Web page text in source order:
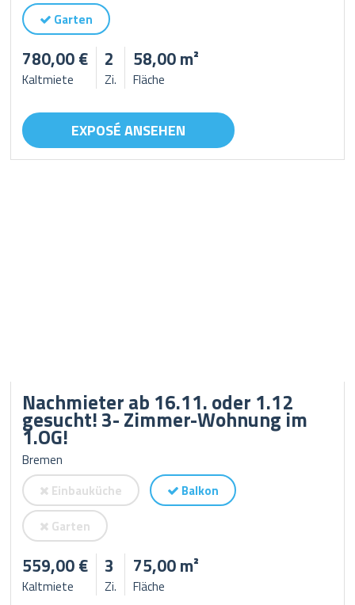
Garten
780,00 €
Kaltmiete
2
Zi.
58,00 m²
Fläche
EXPOSÉ ANSEHEN
Nachmieter ab 16.11. oder 1.12
gesucht! 3- Zimmer-Wohnung im
1.OG!
Bremen
Einbauküche
Balkon
Garten
559,00 €
Kaltmiete
3
Zi.
75,00 m²
Fläche